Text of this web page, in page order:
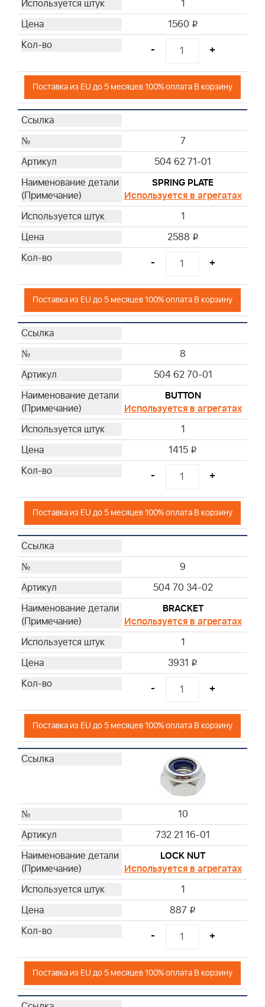
1
1560 i
- +
Поставка из EU до 5 месяцев 100% оплата В корзину
7
504 62 71-01
SPRING PLATE
Используется в агрегатах
1
2588 i
- +
Поставка из EU до 5 месяцев 100% оплата В корзину
8
504 62 70-01
BUTTON
Используется в агрегатах
1
1415 i
- +
Поставка из EU до 5 месяцев 100% оплата В корзину
9
504 70 34-02
BRACKET
Используется в агрегатах
1
3931 i
- +
Поставка из EU до 5 месяцев 100% оплата В корзину
10
732 21 16-01
LOCK NUT
Используется в агрегатах
1
887 i
- +
Поставка из EU до 5 месяцев 100% оплата В корзину